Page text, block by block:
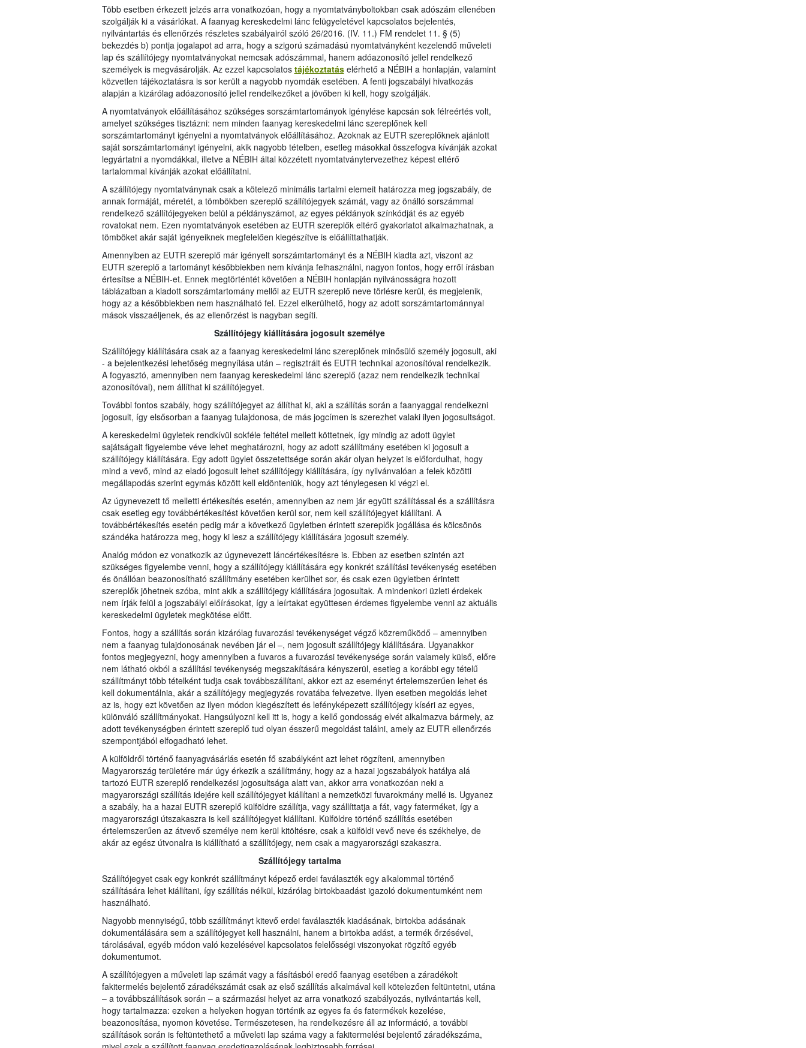
Több esetben érkezett jelzés arra vonatkozóan, hogy a nyomtatványboltokban csak adószám ellenében
szolgálják ki a vásárlókat. A faanyag kereskedelmi lánc felügyeletével kapcsolatos bejelentés,
nyilvántartás és ellenőrzés részletes szabályairól szóló 26/2016. (IV. 11.) FM rendelet 11. § (5)
bekezdés b) pontja jogalapot ad arra, hogy a szigorú számadású nyomtatványként kezelendő műveleti
lap és szállítójegy nyomtatványokat nemcsak adószámmal, hanem adóazonosító jellel rendelkező
személyek is megvásárolják. Az ezzel kapcsolatos tájékoztatáselérhető a NÉBIH a honlapján, valamint
közvetlen tájékoztatásra is sor került a nagyobb nyomdák esetében. A fenti jogszabályi hivatkozás
alapján a kizárólag adóazonosító jellel rendelkezőket a jövőben ki kell, hogy szolgálják.
A nyomtatványok előállításához szükséges sorszámtartományok igénylése kapcsán sok félreértés volt,
amelyet szükséges tisztázni: nem minden faanyag kereskedelmi lánc szereplőnek kell
sorszámtartományt igényelni a nyomtatványok előállításához. Azoknak az EUTR szereplőknek ajánlott
saját sorszámtartományt igényelni, akik nagyobb tételben, esetleg másokkal összefogva kívánják azokat
legyártatni a nyomdákkal, illetve a NÉBIH által közzétett nyomtatványtervezethez képest eltérő
tartalommal kívánják azokat előállítatni.
A szállítójegy nyomtatványnak csak a kötelező minimális tartalmi elemeit határozza meg jogszabály, de
annak formáját, méretét, a tömbökben szereplő szállítójegyek számát, vagy az önálló sorszámmal
rendelkező szállítójegyeken belül a példányszámot, az egyes példányok színkódját és az egyéb
rovatokat nem. Ezen nyomtatványok esetében az EUTR szereplők eltérő gyakorlatot alkalmazhatnak, a
tömböket akár saját igényeiknek megfelelően kiegészítve is előállíttathatják.
Amennyiben az EUTR szereplő már igényelt sorszámtartományt és a NÉBIH kiadta azt, viszont az
EUTR szereplő a tartományt későbbiekben nem kívánja felhasználni, nagyon fontos, hogy erről írásban
értesítse a NÉBIH-et. Ennek megtörténtét követően a NÉBIH honlapján nyilvánosságra hozott
táblázatban a kiadott sorszámtartomány mellől az EUTR szereplő neve törlésre kerül, és megjelenik,
hogy az a későbbiekben nem használható fel. Ezzel elkerülhető, hogy az adott sorszámtartománnyal
mások visszaéljenek, és az ellenőrzést is nagyban segíti.
Szállítójegy kiállítására jogosult személye
Szállítójegy kiállítására csak az a faanyag kereskedelmi lánc szereplőnek minősülő személy jogosult, aki
- a bejelentkezési lehetőség megnyílása után – regisztrált és EUTR technikai azonosítóval rendelkezik.
A fogyasztó, amennyiben nem faanyag kereskedelmi lánc szereplő (azaz nem rendelkezik technikai
azonosítóval), nem állíthat ki szállítójegyet.
További fontos szabály, hogy szállítójegyet az állíthat ki, aki a szállítás során a faanyaggal rendelkezni
jogosult, így elsősorban a faanyag tulajdonosa, de más jogcímen is szerezhet valaki ilyen jogosultságot.
A kereskedelmi ügyletek rendkívül sokféle feltétel mellett köttetnek, így mindig az adott ügylet
sajátságait figyelembe véve lehet meghatározni, hogy az adott szállítmány esetében ki jogosult a
szállítójegy kiállítására. Egy adott ügylet összetettsége során akár olyan helyzet is előfordulhat, hogy
mind a vevő, mind az eladó jogosult lehet szállítójegy kiállítására, így nyilvánvalóan a felek közötti
megállapodás szerint egymás között kell eldönteniük, hogy azt ténylegesen ki végzi el.
Az úgynevezett tő melletti értékesítés esetén, amennyiben az nem jár együtt szállítással és a szállításra
csak esetleg egy továbbértékesítést követően kerül sor, nem kell szállítójegyet kiállítani. A
továbbértékesítés esetén pedig már a következő ügyletben érintett szereplők jogállása és kölcsönös
szándéka határozza meg, hogy ki lesz a szállítójegy kiállítására jogosult személy.
Analóg módon ez vonatkozik az úgynevezett láncértékesítésre is. Ebben az esetben szintén azt
szükséges figyelembe venni, hogy a szállítójegy kiállítására egy konkrét szállítási tevékenység esetében
és önállóan beazonosítható szállítmány esetében kerülhet sor, és csak ezen ügyletben érintett
szereplők jöhetnek szóba, mint akik a szállítójegy kiállítására jogosultak. A mindenkori üzleti érdekek
nem írják felül a jogszabályi előírásokat, így a leírtakat együttesen érdemes figyelembe venni az aktuális
kereskedelmi ügyletek megkötése előtt.
Fontos, hogy a szállítás során kizárólag fuvarozási tevékenységet végző közreműködő – amennyiben
nem a faanyag tulajdonosának nevében jár el –, nem jogosult szállítójegy kiállítására. Ugyanakkor
fontos megjegyezni, hogy amennyiben a fuvaros a fuvarozási tevékenysége során valamely külső, előre
nem látható okból a szállítási tevékenység megszakítására kényszerül, esetleg a korábbi egy tételű
szállítmányt több tételként tudja csak továbbszállítani, akkor ezt az eseményt értelemszerűen lehet és
kell dokumentálnia, akár a szállítójegy megjegyzés rovatába felvezetve. Ilyen esetben megoldás lehet
az is, hogy ezt követően az ilyen módon kiegészített és lefényképezett szállítójegy kíséri az egyes,
különváló szállítmányokat. Hangsúlyozni kell itt is, hogy a kellő gondosság elvét alkalmazva bármely, az
adott tevékenységben érintett szereplő tud olyan ésszerű megoldást találni, amely az EUTR ellenőrzés
szempontjából elfogadható lehet.
A külföldről történő faanyagvásárlás esetén fő szabályként azt lehet rögzíteni, amennyiben
Magyarország területére már úgy érkezik a szállítmány, hogy az a hazai jogszabályok hatálya alá
tartozó EUTR szereplő rendelkezési jogosultsága alatt van, akkor arra vonatkozóan neki a
magyarországi szállítás idejére kell szállítójegyet kiállítani a nemzetközi fuvarokmány mellé is. Ugyanez
a szabály, ha a hazai EUTR szereplő külföldre szállítja, vagy szállíttatja a fát, vagy faterméket, így a
magyarországi útszakaszra is kell szállítójegyet kiállítani. Külföldre történő szállítás esetében
értelemszerűen az átvevő személye nem kerül kitöltésre, csak a külföldi vevő neve és székhelye, de
akár az egész útvonalra is kiállítható a szállítójegy, nem csak a magyarországi szakaszra.
Szállítójegy tartalma
Szállítójegyet csak egy konkrét szállítmányt képező erdei faválaszték egy alkalommal történő
szállítására lehet kiállítani, így szállítás nélkül, kizárólag birtokbaadást igazoló dokumentumként nem
használható.
Nagyobb mennyiségű, több szállítmányt kitevő erdei faválaszték kiadásának, birtokba adásának
dokumentálására sem a szállítójegyet kell használni, hanem a birtokba adást, a termék őrzésével,
tárolásával, egyéb módon való kezelésével kapcsolatos felelősségi viszonyokat rögzítő egyéb
dokumentumot.
A szállítójegyen a műveleti lap számát vagy a fásításból eredő faanyag esetében a záradékolt
fakitermelés bejelentő záradékszámát csak az első szállítás alkalmával kell kötelezően feltüntetni, utána
– a továbbszállítások során – a származási helyet az arra vonatkozó szabályozás, nyilvántartás kell,
hogy tartalmazza: ezeken a helyeken hogyan történik az egyes fa és fatermékek kezelése,
beazonosítása, nyomon követése. Természetesen, ha rendelkezésre áll az információ, a további
szállítások során is feltüntethető a műveleti lap száma vagy a fakitermelési bejelentő záradékszáma,